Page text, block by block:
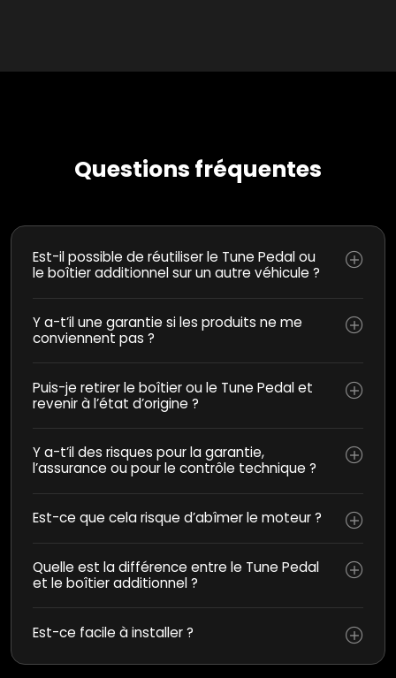
Questions fréquentes
Est-il possible de réutiliser le Tune Pedal ou
le boîtier additionnel sur un autre véhicule ?
Y a-t’il une garantie si les produits ne me
conviennent pas ?
Puis-je retirer le boîtier ou le Tune Pedal et
revenir à l’état d’origine ?
Y a-t’il des risques pour la garantie,
l’assurance ou pour le contrôle technique ?
Est-ce que cela risque d’abîmer le moteur ?
Quelle est la différence entre le Tune Pedal
et le boîtier additionnel ?
Est-ce facile à installer ?